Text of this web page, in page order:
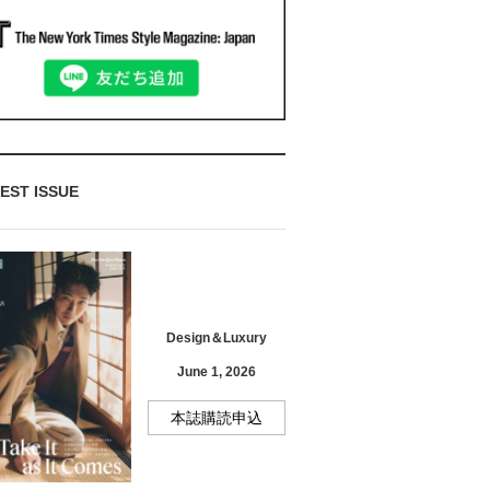
ISSUE
Design＆Luxury
June 1, 2026
本誌購読申込